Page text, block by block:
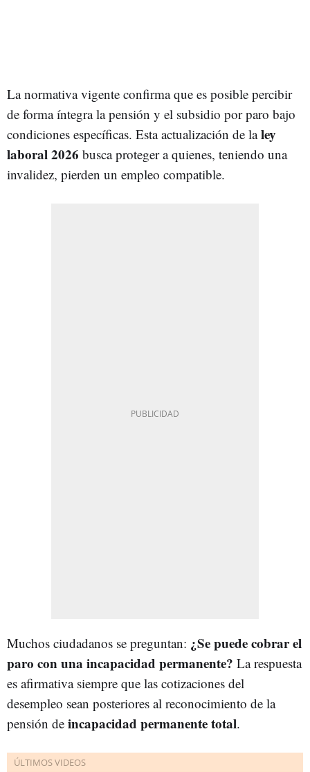
La normativa vigente confirma que es posible percibir
de forma íntegra la pensión y el subsidio por paro bajo
condiciones específicas. Esta actualización de laley
laboral 2026 busca proteger a quienes, teniendo una
invalidez, pierden un empleo compatible.
Muchos ciudadanos se preguntan: ¿Se puede cobrar el
paro con una incapacidad permanente? La respuesta
es afirmativa siempre que las cotizaciones del
desempleo sean posteriores al reconocimiento de la
pensión de incapacidad permanente total.